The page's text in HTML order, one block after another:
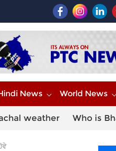
News World News
weather Who is